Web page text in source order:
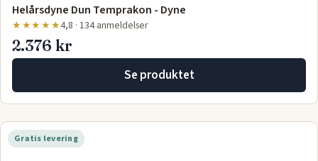
Helårsdyne Dun Temprakon - Dyne
★★★★★4,8 · 134 anmeldelser
2.376 kr
Se produktet
Gratis levering